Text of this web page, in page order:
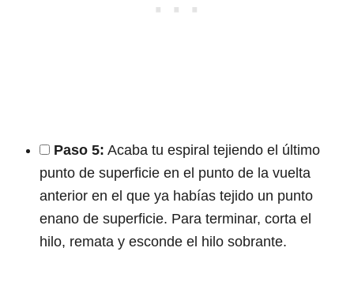
Paso 5: Acaba tu espiral tejiendo el último
punto de superficie en el punto de la vuelta
anterior en el que ya habías tejido un punto
enano de superficie. Para terminar, corta el
hilo, remata y esconde el hilo sobrante.